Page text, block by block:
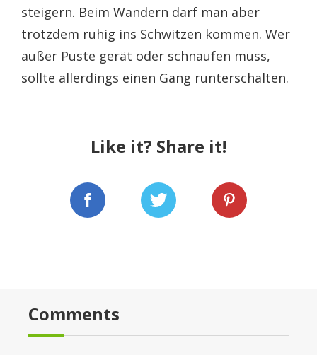
steigern. Beim Wandern darf man aber
trotzdem ruhig ins Schwitzen kommen. Wer
außer Puste gerät oder schnaufen muss,
sollte allerdings einen Gang runterschalten.
Like it? Share it!
Comments